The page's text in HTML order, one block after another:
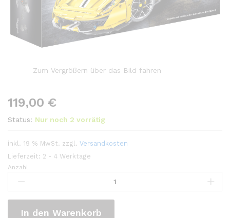
Zum Vergrößern über das Bild fahren
119,00 €
Status: Nur noch 2 vorrätig
inkl. 19 % MwSt. zzgl. Versandkosten
Lieferzeit: 2 - 4 Werktage
Anzahl
In den Warenkorb